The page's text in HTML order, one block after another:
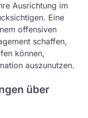
Ausrichtung im
Eine
offensiven
schaffen,
können,
auszunutzen.
über